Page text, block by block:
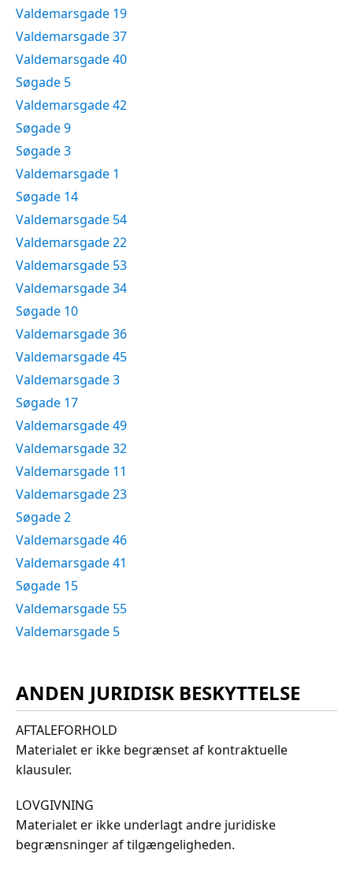
Valdemarsgade 19
Valdemarsgade 37
Valdemarsgade 40
Søgade 5
Valdemarsgade 42
Søgade 9
Søgade 3
Valdemarsgade 1
Søgade 14
Valdemarsgade 54
Valdemarsgade 22
Valdemarsgade 53
Valdemarsgade 34
Søgade 10
Valdemarsgade 36
Valdemarsgade 45
Valdemarsgade 3
Søgade 17
Valdemarsgade 49
Valdemarsgade 32
Valdemarsgade 11
Valdemarsgade 23
Søgade 2
Valdemarsgade 46
Valdemarsgade 41
Søgade 15
Valdemarsgade 55
Valdemarsgade 5
ANDEN JURIDISK BESKYTTELSE
AFTALEFORHOLD
Materialet er ikke begrænset af kontraktuelle
klausuler.
LOVGIVNING
Materialet er ikke underlagt andre juridiske
begrænsninger af tilgængeligheden.